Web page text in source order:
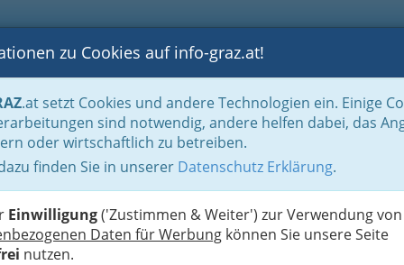
BLOGS FOTOS GASTRONOMIE BRANCHEN
zu Cookies auf info-graz.at!
.at setzt Cookies und andere Technologien ein. Einige
sind notwendig, andere helfen dabei, das
oder wirtschaftlich zu betreiben.
finden Sie in unserer Datenschutz Erklärung.
Einwilligung('Zustimmen & Weiter') zur Verwendung von
Daten für Werbung können Sie unsere Seite
nutzen.
Der Handel nach WKO-Gliederung Lederwaren- u. Spielwaren- &